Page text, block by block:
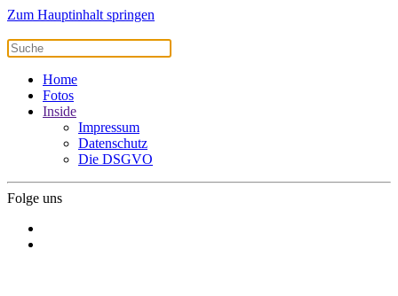
Zum Hauptinhalt springen
Home
Fotos
Inside
Impressum
Datenschutz
Die DSGVO
Folge uns